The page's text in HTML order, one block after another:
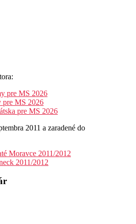
pre MS 2026
pre MS 2026
pre MS 2026
2011 a zaradené do
Moravce 2011/2012
2011/2012